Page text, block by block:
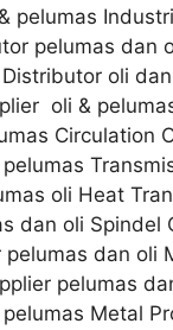
pelumas
pelumas dan
oli
oli &
Circulation
oli Heat
dan oli Spindel
dan oli
pelumas
Metal